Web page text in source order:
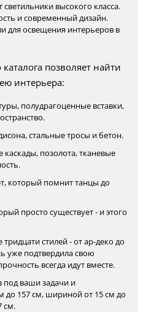
высокого класса.
и современный дизайн.
для освещения интерьеров в
позволяет найти
интерьера:
полудрагоценные вставки,
стальные тросы и бетон.
каскады, позолота, тканевые
который помнит танцы до
просто существует - и этого
стилей - от ар-деко до
уже подтвердила свою
всегда идут вместе.
ваши задачи и
до 157 см, шириной от 15 см до
см.